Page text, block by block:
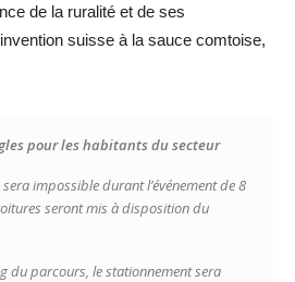
de la ruralité et de ses
suisse à la sauce comtoise,
pour les habitants du secteur
impossible durant l’événement de 8
seront mis à disposition du
parcours, le stationnement sera